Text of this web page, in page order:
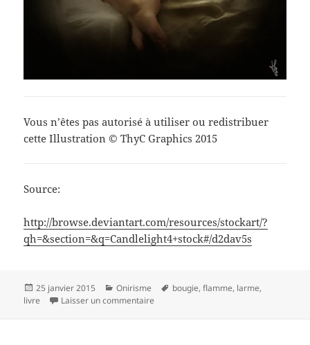
Vous n’êtes pas autorisé à utiliser ou redistribuer
cette Illustration © ThyC Graphics 2015
Source:
http://browse.deviantart.com/resources/stockart/?
qh=&section=&q=Candlelight4+stock#/d2dav5s
Publié
le
25 janvier 2015 Catégories
Onirisme
Mots-
bougie,flamme, larme,
livre
Laisser un commentaire